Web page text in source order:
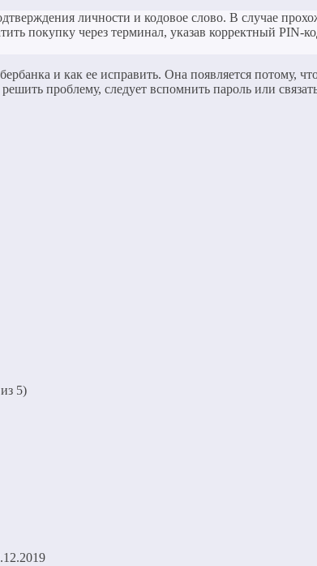
личности и кодовое слово. В случае
покупку через терминал, указав корректный
и как ее исправить. Она появляется потому,
проблему, следует вспомнить пароль или
из 5)